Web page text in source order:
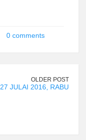
0 comments
OLDER POST
27 JULAI 2016, RABU